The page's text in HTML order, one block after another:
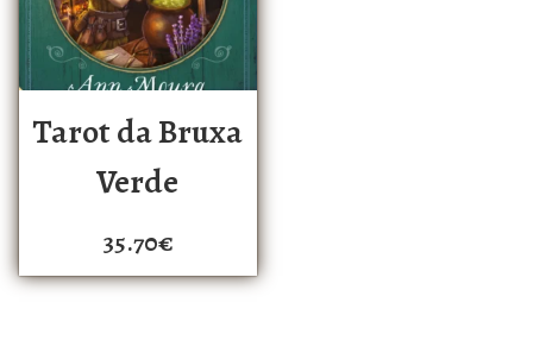
Tarot da Bruxa
Verde
35.70€